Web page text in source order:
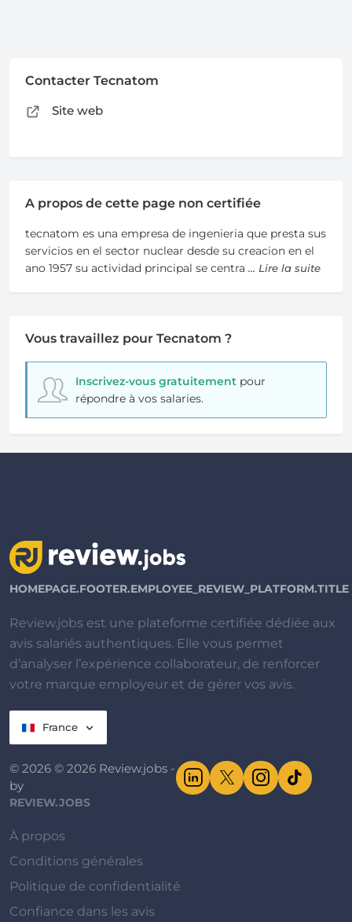
Contacter Tecnatom
Site web
A propos de cette page non certifiée
tecnatom es una empresa de ingenieria que presta sus
servicios en el sector nuclear desde su creacion en el
ano 1957 su actividad principal se centra ... Lire la suite
Vous travaillez pour Tecnatom ?
Inscrivez-vous gratuitementpour
répondre à vos salaries.
HOMEPAGE.FOOTER.EMPLOYEE_REVIEW_PLATFORM.TITLE
Review.jobs est une plateforme certifiée dédiée aux
avis salariés authentiques. Elle vous permet
d’analyser l’expérience collaborateur, de renforcer
votre marque employeur et de gérer vos avis.
France
© 2026 © 2026 Review.jobs -
by
REVIEW.JOBS
À propos
Conditions générales
Politique de confidentialité
Confiance dans les avis